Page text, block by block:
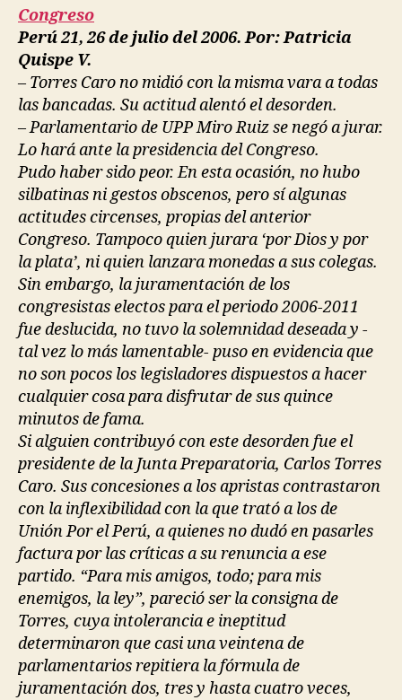
Congreso
Perú 21, 26 de julio del 2006. Por: Patricia
Quispe V.
– Torres Caro no midió con la misma vara a todas
las bancadas. Su actitud alentó el desorden.
– Parlamentario de UPP Miro Ruiz se negó a jurar.
Lo hará ante la presidencia del Congreso.
Pudo haber sido peor. En esta ocasión, no hubo
silbatinas ni gestos obscenos, pero sí algunas
actitudes circenses, propias del anterior
Congreso. Tampoco quien jurara ‘por Dios y por
la plata’, ni quien lanzara monedas a sus colegas.
Sin embargo, la juramentación de los
congresistas electos para el periodo 2006-2011
fue deslucida, no tuvo la solemnidad deseada y -
tal vez lo más lamentable- puso en evidencia que
no son pocos los legisladores dispuestos a hacer
cualquier cosa para disfrutar de sus quince
minutos de fama.
Si alguien contribuyó con este desorden fue el
presidente de la Junta Preparatoria, Carlos Torres
Caro. Sus concesiones a los apristas contrastaron
con la inflexibilidad con la que trató a los de
Unión Por el Perú, a quienes no dudó en pasarles
factura por las críticas a su renuncia a ese
partido. “Para mis amigos, todo; para mis
enemigos, la ley”, pareció ser la consigna de
Torres, cuya intolerancia e ineptitud
determinaron que casi una veintena de
parlamentarios repitiera la fórmula de
juramentación dos, tres y hasta cuatro veces,